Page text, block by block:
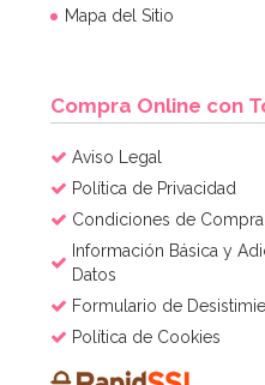
Mapa del Sitio
Compra Online con
Aviso Legal
Política de Privacidad
Condiciones de Compra
Información Básica y
Datos
Formulario de
Política de Cookies